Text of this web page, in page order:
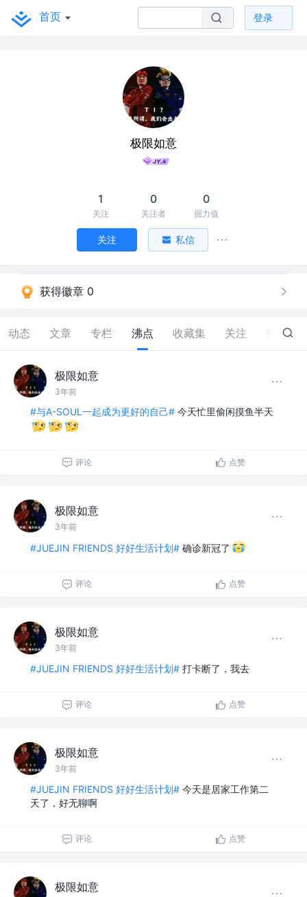
首页 登录
极限如意
1
关注
0
关注者
0
掘力值
关注 私信
获得徽章 0
动态 文章 专栏 沸点 收藏集 关注 2
极限如意
3年前
#与A-SOUL一起成为更好的自己# 今天忙里偷闲摸鱼半天
评论 点赞
极限如意
3年前
#JUEJIN FRIENDS 好好生活计划# 确诊新冠了
评论 点赞
极限如意
3年前
#JUEJIN FRIENDS 好好生活计划# 打卡断了，我去
评论 点赞
极限如意
3年前
#JUEJIN FRIENDS 好好生活计划# 今天是居家工作第二
天了，好无聊啊
评论 点赞
极限如意